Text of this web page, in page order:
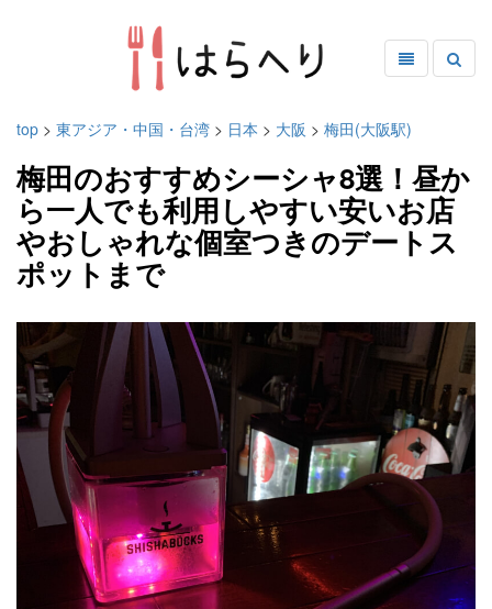
top > 東アジア・中国・台湾 > 日本 > 大阪 > 梅田(大阪駅)
梅田のおすすめシーシャ8選！昼か
ら一人でも利用しやすい安いお店
やおしゃれな個室つきのデートス
ポットまで